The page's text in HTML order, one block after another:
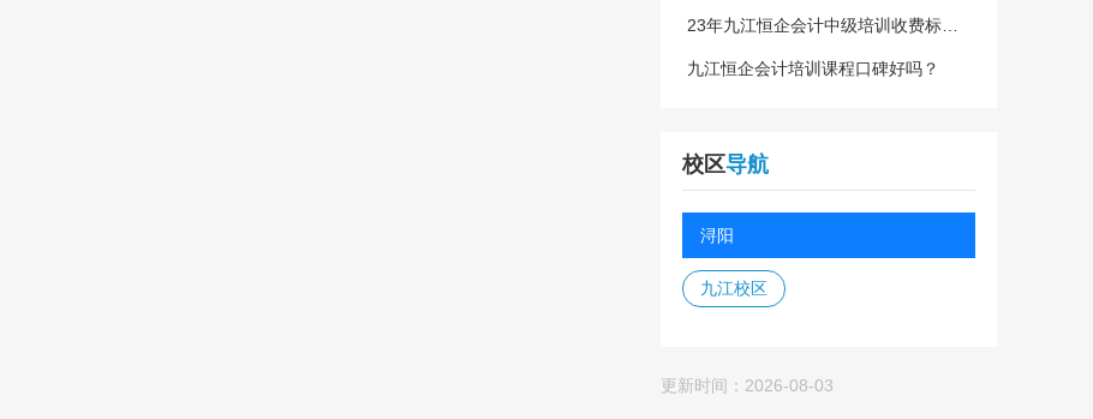
23年九江恒企会计中级培训收费标
九江恒企会计培训课程口碑好吗？
校区导航
浔阳
九江校区
更新时间：2026-08-03